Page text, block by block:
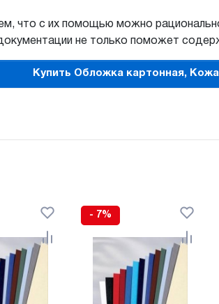
что с их помощью можно
не только поможет
Купить Обложка картонная,
- 7%